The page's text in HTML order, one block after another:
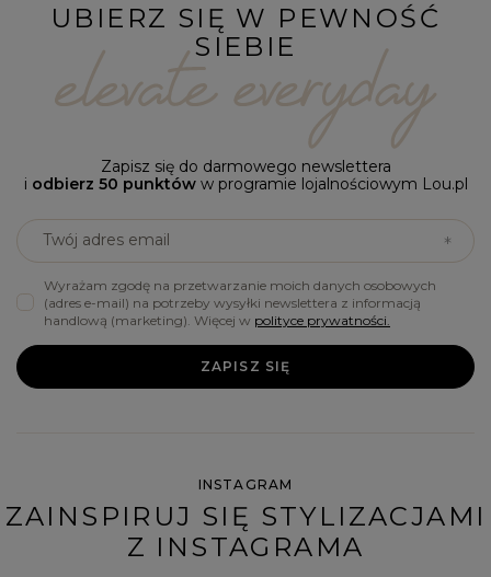
UBIERZ SIĘ W PEWNOŚĆ
SIEBIE
Zapisz się do darmowego newslettera
i odbierz 50 punktóww programie lojalnościowym Lou.pl
Twój adres email
Wyrażam zgodę na przetwarzanie moich danych osobowych
(adres e-mail) na potrzeby wysyłki newslettera z informacją
handlową (marketing). Więcej w polityce prywatności.
ZAPISZ SIĘ
INSTAGRAM
ZAINSPIRUJ SIĘ STYLIZACJAMI
Z INSTAGRAMA